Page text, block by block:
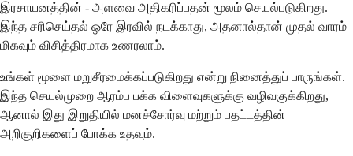
இரசாயனத்தின் - அளவை அதிகரிப்பதன் மூலம் செயல்படுகிறது.
இந்த சரிசெய்தல் ஒரே இரவில் நடக்காது, அதனால்தான் முதல் வாரம்
மிகவும் விசித்திரமாக உணரலாம்.
உங்கள் மூளை மறுசீரமைக்கப்படுகிறது என்று நினைத்துப் பாருங்கள்.
இந்த செயல்முறை ஆரம்ப பக்க விளைவுகளுக்கு வழிவகுக்கிறது,
ஆனால் இது இறுதியில் மனச்சோர்வு மற்றும் பதட்டத்தின்
அறிகுறிகளைப் போக்க உதவும்.